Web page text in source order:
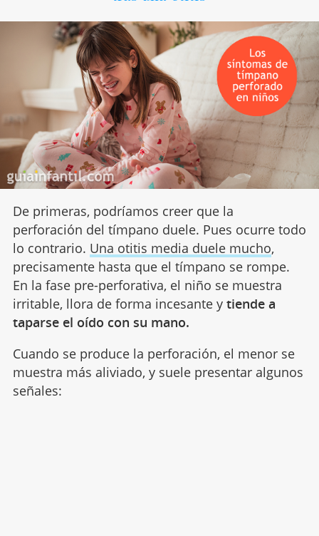
De primeras, podríamos creer que la
perforación del tímpano duele. Pues ocurre todo
lo contrario. Una otitis media duele mucho,
precisamente hasta que el tímpano se rompe.
En la fase pre-perforativa, el niño se muestra
irritable, llora de forma incesante y tiende a
taparse el oído con su mano.
Cuando se produce la perforación, el menor se
muestra más aliviado, y suele presentar algunos
señales: